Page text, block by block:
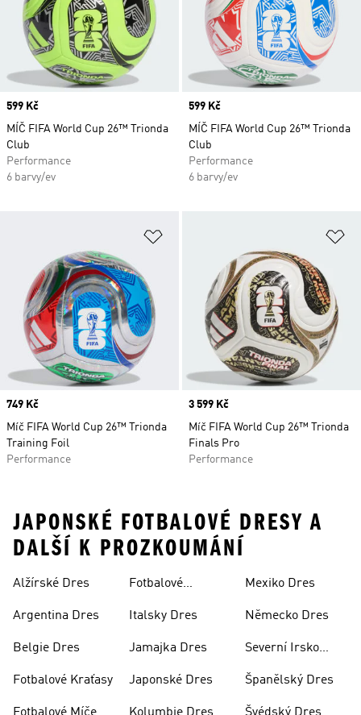
Price
599 Kč
MÍČ FIFA World Cup 26™ Trionda
Club
Performance
6 barvy/ev
Price
599 Kč
MÍČ FIFA World Cup 26™ Trionda
Club
Performance
6 barvy/ev
Price
749 Kč
Míč FIFA World Cup 26™ Trionda
Training Foil
Performance
Price
3 599 Kč
Míč FIFA World Cup 26™ Trionda
Finals Pro
Performance
JAPONSKÉ FOTBALOVÉ DRESY A
DALŠÍ K PROZKOUMÁNÍ
Alžírské Dres
Argentina Dres
Belgie Dres
Fotbalové Kraťasy
Fotbalové
Italsky Dres
Jamajka Dres
Japonské Dres
Mexiko Dres
Německo Dres
Severní Irsko
Španělský Dres